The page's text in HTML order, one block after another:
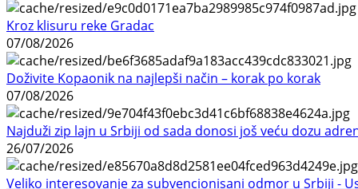
Kroz klisuru reke Gradac
07/08/2026
Doživite Kopaonik na najlepši način – korak po korak
07/08/2026
Najduži zip lajn u Srbiji od sada donosi još veću dozu
26/07/2026
Veliko interesovanje za subvencionisani odmor u Srbiji -